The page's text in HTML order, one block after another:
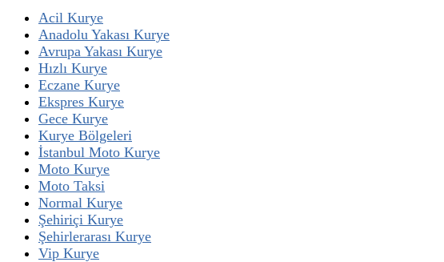
Acil Kurye
Anadolu Yakası Kurye
Avrupa Yakası Kurye
Hızlı Kurye
Eczane Kurye
Ekspres Kurye
Gece Kurye
Kurye Bölgeleri
İstanbul Moto Kurye
Moto Kurye
Moto Taksi
Normal Kurye
Şehiriçi Kurye
Şehirlerarası Kurye
Vip Kurye